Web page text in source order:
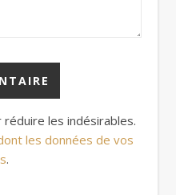
les indésirables.
les données de vos
.